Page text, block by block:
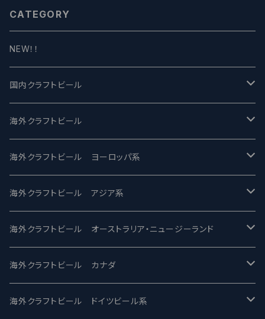
CATEGORY
NEW！！
国内クラフトビール
UCHU BREWING -うちゅうブルーイング
バテレ -VERTERE
2nd Story Ale Works -セカンドストーリー
ビアへるん - Beer Hearn
忽布古丹醸造 - HOP KOTAN
ワイマーケットブルーイング Y.Market Brewing
海外クラフトビール
Modern Times モダンタイムズ
Maui マウイ
Toppling Goliath トップリンゴライアス
Fair State フェアステイト
Lagunitas ラグニタス
海外クラフトビール ヨーロッパ系
UnBarred -アンバード
SAIREN /サイレン
ワイルドチャイルド - Wilde Child
BrewDog Brewery - ブリュードッグ
海外クラフトビール アジア系
gweilo-鬼佬 グウァイロ
Heart Of Darkness - ハートオブダークネス
Carbon brews -カーボン
海外クラフトビール オーストラリア・ニュージーランド
ROCKY RIDGE - ロッキーリッジ
BODRIGGY BREWING ボッドリッジー
海外クラフトビール カナダ
Jackie O's ジャッキーオーズ
海外クラフトビール ドイツビール系